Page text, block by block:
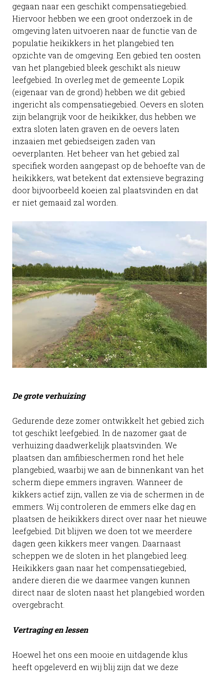
gegaan naar een geschikt compensatiegebied.
Hiervoor hebben we een groot onderzoek in de
omgeving laten uitvoeren naar de functie van de
populatie heikikkers in het plangebied ten
opzichte van de omgeving. Een gebied ten oosten
van het plangebied bleek geschikt als nieuw
leefgebied. In overleg met de gemeente Lopik
(eigenaar van de grond) hebben we dit gebied
ingericht als compensatiegebied. Oevers en sloten
zijn belangrijk voor de heikikker, dus hebben we
extra sloten laten graven en de oevers laten
inzaaien met gebiedseigen zaden van
oeverplanten. Het beheer van het gebied zal
specifiek worden aangepast op de behoefte van de
heikikkers, wat betekent dat extensieve begrazing
door bijvoorbeeld koeien zal plaatsvinden en dat
er niet gemaaid zal worden.
De grote verhuizing
Gedurende deze zomer ontwikkelt het gebied zich
tot geschikt leefgebied. In de nazomer gaat de
verhuizing daadwerkelijk plaatsvinden. We
plaatsen dan amfibieschermen rond het hele
plangebied, waarbij we aan de binnenkant van het
scherm diepe emmers ingraven. Wanneer de
kikkers actief zijn, vallen ze via de schermen in de
emmers. Wij controleren de emmers elke dag en
plaatsen de heikikkers direct over naar het nieuwe
leefgebied. Dit blijven we doen tot we meerdere
dagen geen kikkers meer vangen. Daarnaast
scheppen we de sloten in het plangebied leeg.
Heikikkers gaan naar het compensatiegebied,
andere dieren die we daarmee vangen kunnen
direct naar de sloten naast het plangebied worden
overgebracht.
Vertraging en lessen
Hoewel het ons een mooie en uitdagende klus
heeft opgeleverd en wij blij zijn dat we deze